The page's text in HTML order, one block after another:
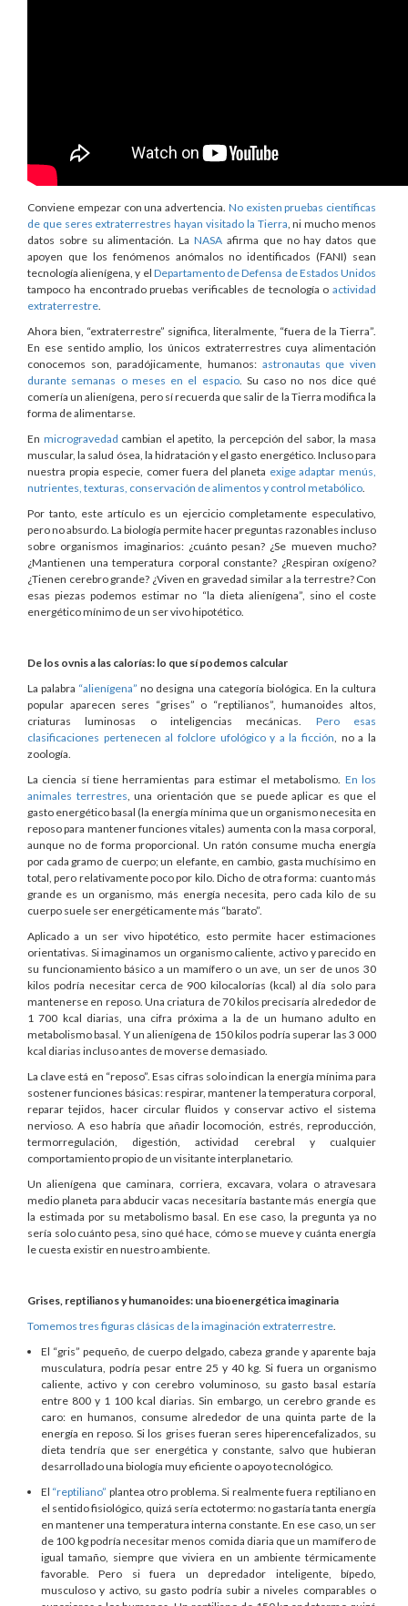
Conviene empezar con una advertencia. No existen pruebas científicas
de que seres extraterrestres hayan visitado la Tierra , ni mucho menos
datos sobre su alimentación. LaNASA afirma que no hay datos que
apoyen que los fenómenos anómalos no identificados (FANI) sean
tecnología alienígena, y el Departamento de Defensa de Estados Unidos
tampoco ha encontrado pruebas verificables de tecnología o actividad
extraterrestre
Ahora bien, “extraterrestre” significa, literalmente, “fuera de la Tierra”.
En ese sentido amplio, los únicos extraterrestres cuya alimentación
conocemos son, paradójicamente, humanos: astronautas que viven
durante semanas o meses en el espacio. Su caso no nos dice qué
comería un alienígena, pero sí recuerda que salir de la Tierra modifica la
forma de alimentarse.
En microgravedad cambian el apetito, la percepción del sabor, la masa
muscular, la salud ósea, la hidratación y el gasto energético. Incluso para
nuestra propia especie, comer fuera del planeta exige adaptar menús,
nutrientes, texturas, conservación de alimentos y control metabólico
Por tanto, este artículo es un ejercicio completamente especulativo,
pero no absurdo. La biología permite hacer preguntas razonables incluso
sobre organismos imaginarios: ¿cuánto pesan? ¿Se mueven mucho?
¿Mantienen una temperatura corporal constante? ¿Respiran oxígeno?
¿Tienen cerebro grande? ¿Viven en gravedad similar a la terrestre? Con
esas piezas podemos estimar no “la dieta alienígena”, sino el coste
energético mínimo de un ser vivo hipotético.
De los ovnis a las calorías: lo que sí podemos calcular
La palabra “alienígena” no designa una categoría biológica. En la cultura
popular aparecen seres “grises” o “reptilianos”, humanoides altos,
criaturas luminosas o inteligencias mecánicas. Pero esas
clasificaciones pertenecen al folclore ufológico y a la ficción , no a la
zoología.
La ciencia sí tiene herramientas para estimar el metabolismo. En los
animales terrestres , una orientación que se puede aplicar es que el
gasto energético basal (la energía mínima que un organismo necesita en
reposo para mantener funciones vitales) aumenta con la masa corporal,
aunque no de forma proporcional. Un ratón consume mucha energía
por cada gramo de cuerpo; un elefante, en cambio, gasta muchísimo en
total, pero relativamente poco por kilo. Dicho de otra forma: cuanto más
grande es un organismo, más energía necesita, pero cada kilo de su
cuerpo suele ser energéticamente más “barato”.
Aplicado a un ser vivo hipotético, esto permite hacer estimaciones
orientativas. Si imaginamos un organismo caliente, activo y parecido en
su funcionamiento básico a un mamífero o un ave, un ser de unos 30
kilos podría necesitar cerca de 900 kilocalorías (kcal) al día solo para
mantenerse en reposo. Una criatura de 70 kilos precisaría alrededor de
1 700 kcal diarias, una cifra próxima a la de un humano adulto en
metabolismo basal. Y un alienígena de 150 kilos podría superar las 3 000
kcal diarias incluso antes de moverse demasiado.
La clave está en “reposo”. Esas cifras solo indican la energía mínima para
sostener funciones básicas: respirar, mantener la temperatura corporal,
reparar tejidos, hacer circular fluidos y conservar activo el sistema
nervioso. A eso habría que añadir locomoción, estrés, reproducción,
termorregulación, digestión, actividad cerebral y cualquier
comportamiento propio de un visitante interplanetario.
Un alienígena que caminara, corriera, excavara, volara o atravesara
medio planeta para abducir vacas necesitaría bastante más energía que
la estimada por su metabolismo basal. En ese caso, la pregunta ya no
sería solo cuánto pesa, sino qué hace, cómo se mueve y cuánta energía
le cuesta existir en nuestro ambiente.
Grises, reptilianos y humanoides: una bioenergética imaginaria
Tomemos tres figuras clásicas de la imaginación extraterrestre
El “gris” pequeño, de cuerpo delgado, cabeza grande y aparente baja
musculatura, podría pesar entre 25 y 40 kg. Si fuera un organismo
caliente, activo y con cerebro voluminoso, su gasto basal estaría
entre 800 y 1 100 kcal diarias. Sin embargo, un cerebro grande es
caro: en humanos, consume alrededor de una quinta parte de la
energía en reposo. Si los grises fueran seres hiperencefalizados, su
dieta tendría que ser energética y constante, salvo que hubieran
desarrollado una biología muy eficiente o apoyo tecnológico.
El “reptiliano” plantea otro problema. Si realmente fuera reptiliano en
el sentido fisiológico, quizá sería ectotermo: no gastaría tanta energía
en mantener una temperatura interna constante. En ese caso, un ser
de 100 kg podría necesitar menos comida diaria que un mamífero de
igual tamaño, siempre que viviera en un ambiente térmicamente
favorable. Pero si fuera un depredador inteligente, bípedo,
musculoso y activo, su gasto podría subir a niveles comparables o